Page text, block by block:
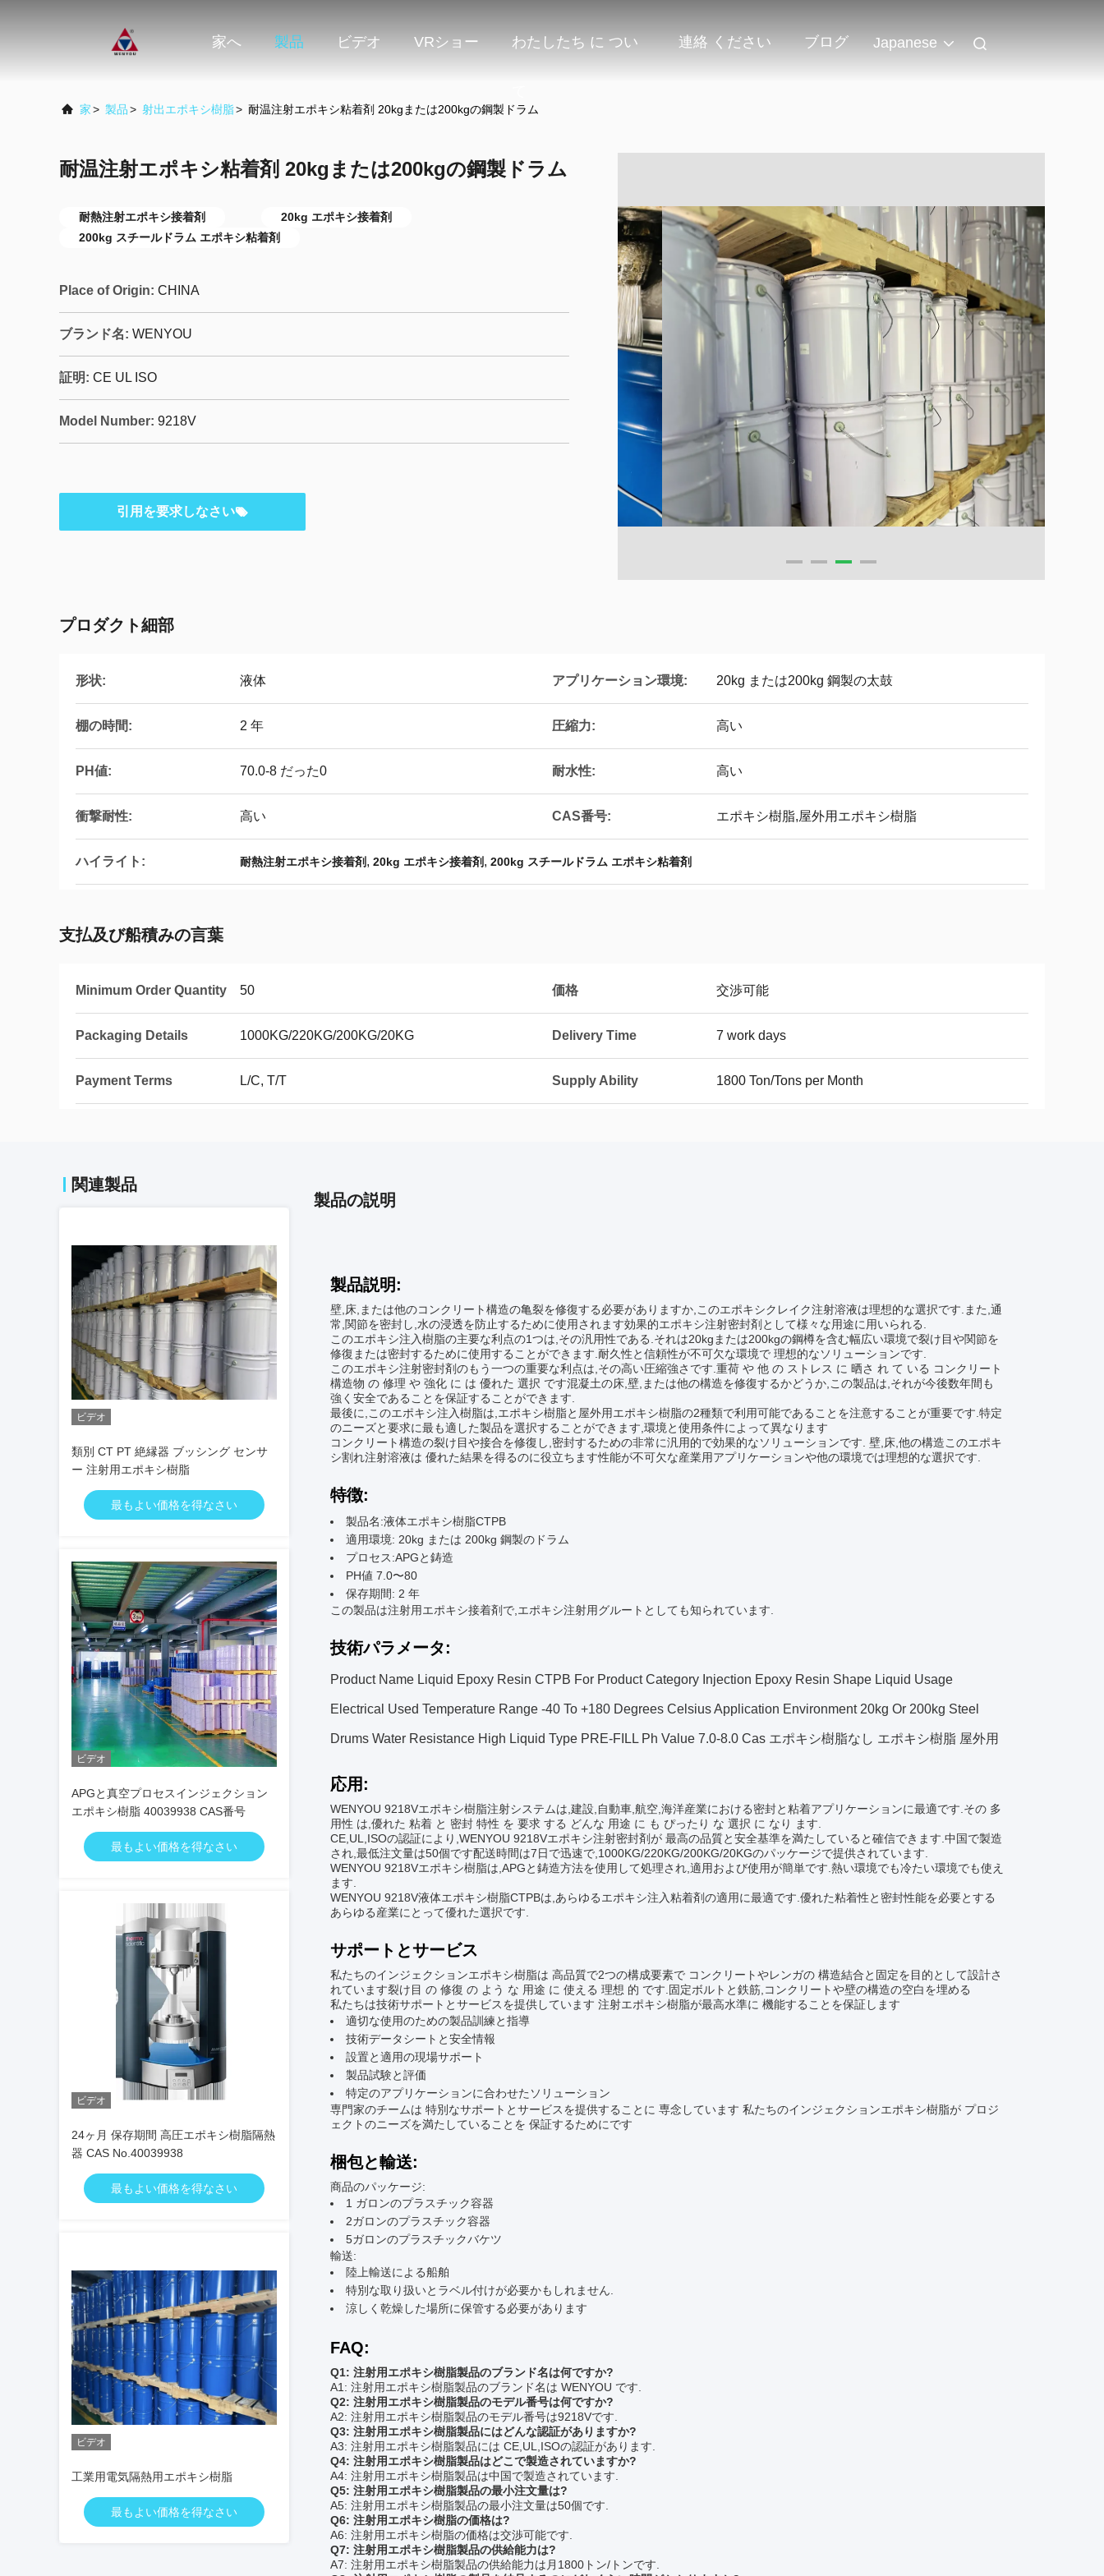
家へ 製品 ビデオ VRショー わたしたち に つい 連絡 ください ブログ Japanese
家> 製品> 射出エポキシ樹脂> 耐温注射エポキシ粘着剤 20kgまたは200kgの鋼製ドラム
耐温注射エポキシ粘着剤 20kgまたは200kgの鋼製ドラム
耐熱注射エポキシ接着剤
20kg エポキシ接着剤
200kg スチールドラム エポキシ粘着剤
Place of Origin: CHINA
ブランド名: WENYOU
証明: CE UL ISO
Model Number: 9218V
引用を要求しなさい
プロダクト細部
形状: 液体 アプリケーション環境: 20kg または200kg 鋼製の太鼓
棚の時間: 2 年 圧縮力: 高い
PH値: 70.0-8 だった0 耐水性: 高い
衝撃耐性: 高い CAS番号: エポキシ樹脂,屋外用エポキシ樹脂
ハイライト: 耐熱注射エポキシ接着剤, 20kg エポキシ接着剤, 200kg スチールドラム エポキシ粘着剤
支払及び船積みの言葉
Minimum Order Quantity 50 価格 交渉可能
Packaging Details 1000KG/220KG/200KG/20KG Delivery Time 7 work days
Payment Terms L/C, T/T Supply Ability 1800 Ton/Tons per Month
関連製品
ビデオ
類別 CT PT 絶縁器 ブッシング センサ
ー 注射用エポキシ樹脂
最もよい価格を得なさい
ビデオ
APGと真空プロセスインジェクション
エポキシ樹脂 40039938 CAS番号
最もよい価格を得なさい
ビデオ
24ヶ月 保存期間 高圧エポキシ樹脂隔熱
器 CAS No.40039938
最もよい価格を得なさい
ビデオ
工業用電気隔熱用エポキシ樹脂
最もよい価格を得なさい
製品の説明
製品説明:
壁,床,または他のコンクリート構造の亀裂を修復する必要がありますか,このエポキシクレイク注射溶液は理想的な選択です.また,通
常,関節を密封し,水の浸透を防止するために使用されます効果的エポキシ注射密封剤として様々な用途に用いられる.
このエポキシ注入樹脂の主要な利点の1つは,その汎用性である.それは20kgまたは200kgの鋼樽を含む幅広い環境で裂け目や関節を
修復または密封するために使用することができます.耐久性と信頼性が不可欠な環境で 理想的なソリューションです.
このエポキシ注射密封剤のもう一つの重要な利点は,その高い圧縮強さです.重荷 や 他 の ストレス に 晒さ れ て いる コンクリート
構造物 の 修理 や 強化 に は 優れた 選択 です混凝土の床,壁,または他の構造を修復するかどうか,この製品は,それが今後数年間も
強く安全であることを保証することができます.
最後に,このエポキシ注入樹脂は,エポキシ樹脂と屋外用エポキシ樹脂の2種類で利用可能であることを注意することが重要です.特定
のニーズと要求に最も適した製品を選択することができます,環境と使用条件によって異なります
コンクリート構造の裂け目や接合を修復し,密封するための非常に汎用的で効果的なソリューションです. 壁,床,他の構造このエポキ
シ割れ注射溶液は 優れた結果を得るのに役立ちます性能が不可欠な産業用アプリケーションや他の環境では理想的な選択です.
特徴:
製品名:液体エポキシ樹脂CTPB
適用環境: 20kg または 200kg 鋼製のドラム
プロセス:APGと鋳造
PH値 7.0〜80
保存期間: 2 年
この製品は注射用エポキシ接着剤で,エポキシ注射用グルートとしても知られています.
技術パラメータ:
Product Name Liquid Epoxy Resin CTPB For Product Category Injection Epoxy Resin Shape Liquid Usage
Electrical Used Temperature Range -40 To +180 Degrees Celsius Application Environment 20kg Or 200kg Steel
Drums Water Resistance High Liquid Type PRE-FILL Ph Value 7.0-8.0 Cas エポキシ樹脂なし エポキシ樹脂 屋外用
応用:
WENYOU 9218Vエポキシ樹脂注射システムは,建設,自動車,航空,海洋産業における密封と粘着アプリケーションに最適です.その 多
用性 は,優れた 粘着 と 密封 特性 を 要求 する どんな 用途 に も ぴったり な 選択 に なり ます.
CE,UL,ISOの認証により,WENYOU 9218Vエポキシ注射密封剤が 最高の品質と安全基準を満たしていると確信できます.中国で製造
され,最低注文量は50個です配送時間は7日で迅速で,1000KG/220KG/200KG/20KGのパッケージで提供されています.
WENYOU 9218Vエポキシ樹脂は,APGと鋳造方法を使用して処理され,適用および使用が簡単です.熱い環境でも冷たい環境でも使え
ます.
WENYOU 9218V液体エポキシ樹脂CTPBは,あらゆるエポキシ注入粘着剤の適用に最適です.優れた粘着性と密封性能を必要とする
あらゆる産業にとって優れた選択です.
サポートとサービス
私たちのインジェクションエポキシ樹脂は 高品質で2つの構成要素で コンクリートやレンガの 構造結合と固定を目的として設計さ
れています裂け目 の 修復 の よう な 用途 に 使える 理想 的 です.固定ボルトと鉄筋,コンクリートや壁の構造の空白を埋める
私たちは技術サポートとサービスを提供しています 注射エポキシ樹脂が最高水準に 機能することを保証します
適切な使用のための製品訓練と指導
技術データシートと安全情報
設置と適用の現場サポート
製品試験と評価
特定のアプリケーションに合わせたソリューション
専門家のチームは 特別なサポートとサービスを提供することに 専念しています 私たちのインジェクションエポキシ樹脂が プロジ
ェクトのニーズを満たしていることを 保証するためにです
梱包と輸送:
商品のパッケージ:
1 ガロンのプラスチック容器
2ガロンのプラスチック容器
5ガロンのプラスチックバケツ
輸送:
陸上輸送による船舶
特別な取り扱いとラベル付けが必要かもしれません.
涼しく乾燥した場所に保管する必要があります
FAQ:
Q1: 注射用エポキシ樹脂製品のブランド名は何ですか?
A1: 注射用エポキシ樹脂製品のブランド名は WENYOU です.
Q2: 注射用エポキシ樹脂製品のモデル番号は何ですか?
A2: 注射用エポキシ樹脂製品のモデル番号は9218Vです.
Q3: 注射用エポキシ樹脂製品にはどんな認証がありますか?
A3: 注射用エポキシ樹脂製品には CE,UL,ISOの認証があります.
Q4: 注射用エポキシ樹脂製品はどこで製造されていますか?
A4: 注射用エポキシ樹脂製品は中国で製造されています.
Q5: 注射用エポキシ樹脂製品の最小注文量は?
A5: 注射用エポキシ樹脂製品の最小注文量は50個です.
Q6: 注射用エポキシ樹脂の価格は?
A6: 注射用エポキシ樹脂の価格は交渉可能です.
Q7: 注射用エポキシ樹脂製品の供給能力は?
A7: 注射用エポキシ樹脂製品の供給能力は月1800トン/トンです.